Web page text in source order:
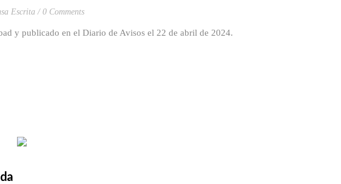
Escrita 0 Comments
y publicado en el Diario de Avisos el 22 de abril de 2024.